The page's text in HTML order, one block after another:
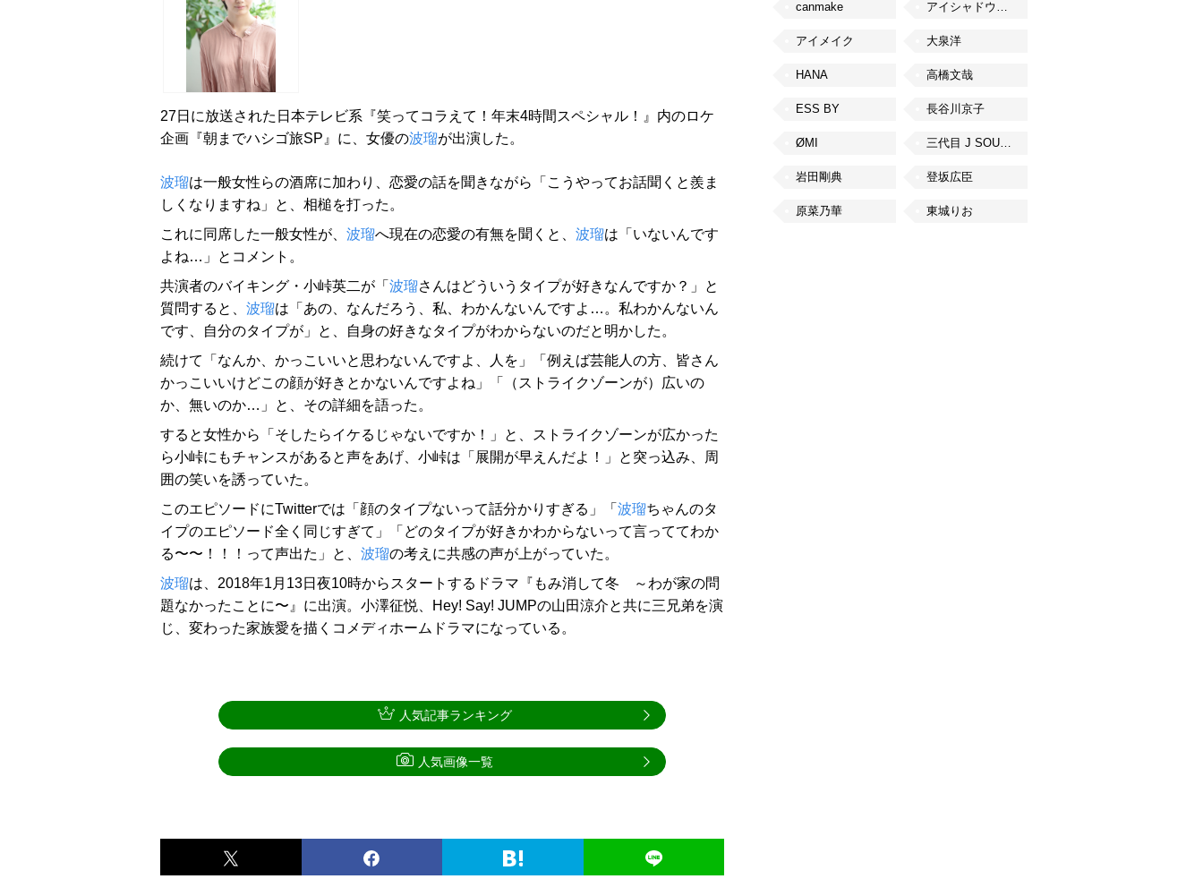
27日に放送された日本テレビ系『笑ってコラえて！年末4時間スペシャル！』内のロケ
企画『朝までハシゴ旅SP』に、女優の波瑠が出演した。
波瑠は一般女性らの酒席に加わり、恋愛の話を聞きながら「こうやってお話聞くと羨ま
しくなりますね」と、相槌を打った。
これに同席した一般女性が、 波瑠へ現在の恋愛の有無を聞くと、 波瑠は「いないんです
よね…」とコメント。
共演者のバイキング・小峠英二が「 波瑠さんはどういうタイプが好きなんですか？」と
質問すると、 波瑠は「あの、なんだろう、私、わかんないんですよ…。私わかんないん
です、自分のタイプが」と、自身の好きなタイプがわからないのだと明かした。
続けて「なんか、かっこいいと思わないんですよ、人を」「例えば芸能人の方、皆さん
かっこいいけどこの顔が好きとかないんですよね」「（ストライクゾーンが）広いの
か、無いのか…」と、その詳細を語った。
すると女性から「そしたらイケるじゃないですか！」と、ストライクゾーンが広かった
ら小峠にもチャンスがあると声をあげ、小峠は「展開が早えんだよ！」と突っ込み、周
囲の笑いを誘っていた。
このエピソードにTwitterでは「顔のタイプないって話分かりすぎる」「 波瑠ちゃんのタ
イプのエピソード全く同じすぎて」「どのタイプが好きかわからないって言っててわか
る〜〜！！！って声出た」と、 波瑠の考えに共感の声が上がっていた。
波瑠は、2018年1月13日夜10時からスタートするドラマ『もみ消して冬 ～わが家の問
題なかったことに〜』に出演。小澤征悦、Hey! Say! JUMPの山田涼介と共に三兄弟を演
じ、変わった家族愛を描くコメディホームドラマになっている。
人気記事ランキング
人気画像一覧
canmake アイシャドウベース
アイメイク 大泉洋
HANA 高橋文哉
ESS BY 長谷川京子
ØMI 三代目 J SOUL BROTHERS from EXILE TRIBE
岩田剛典 登坂広臣
原菜乃華 東城りお